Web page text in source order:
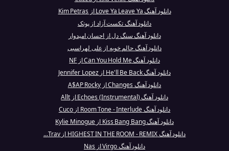
دانلود آهنگ Love Ya Leave Ya از Kim Petras
دانلود آهنگ تکست آزاد از پوتک
دانلود آهنگ سنگ دل از احسان امیدوار
دانلود آهنگ حالم خوبه از علی لهراسبی
دانلود آهنگ Can You Hold Me از NF
دانلود آهنگ He'll Be Back از Jennifer Lopez
دانلود آهنگ Changes از A$AP Rocky
دانلود آهنگ Echoes (Instrumental) از Allt
دانلود آهنگ Room Tone - Interlude از Cuco
دانلود آهنگ Kiss Bang Bang از Kylie Minogue
دانلود آهنگ HIGHEST IN THE ROOM - REMIX از Trav...
دانلود آهنگ Virgo از Nas